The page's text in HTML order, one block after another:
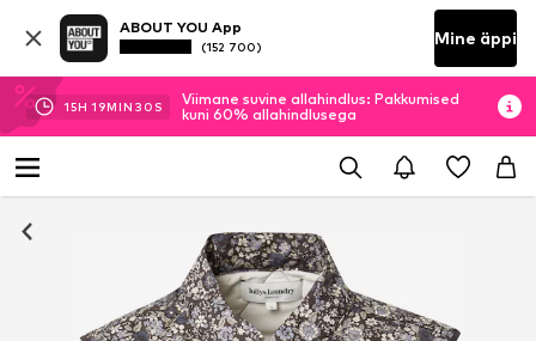
ABOUT YOU App
(152 700) Mine äppi
15H 19MIN 29 S
Viimane suvine allahindlus: Pakkumised
kuni 60% allahindlusega